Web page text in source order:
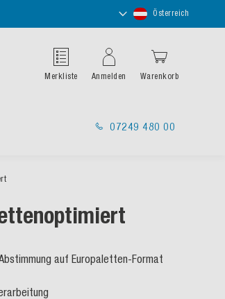
Store
auswählen
Österreich
Merkliste Anmelden Warenkorb
07249 480 00
auf Europaletten-Format